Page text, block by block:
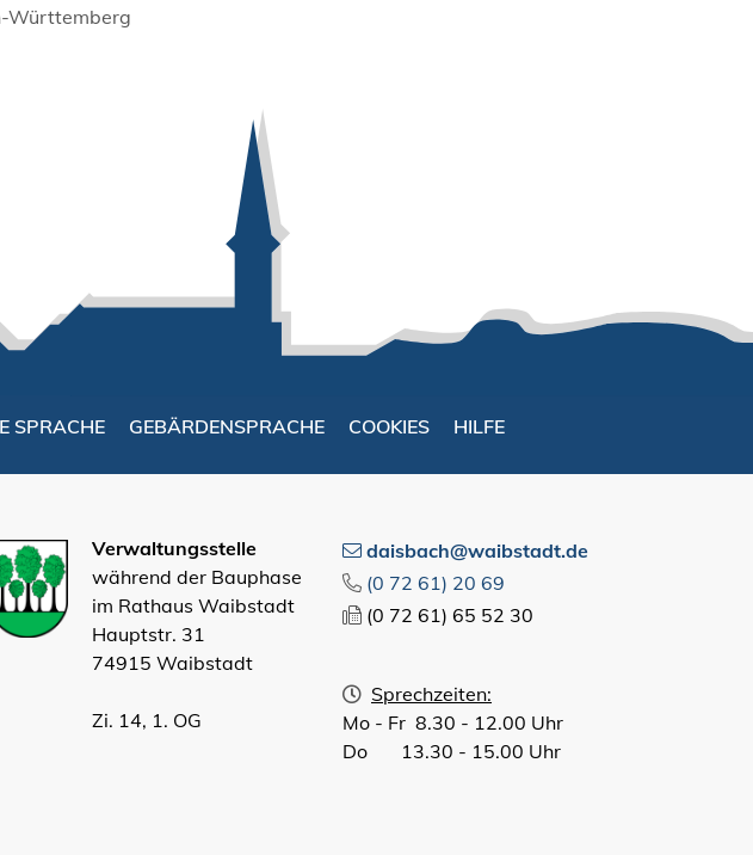
Württemberg
SPRACHE GEBÄRDENSPRACHE COOKIES HILFE
Verwaltungsstelle
während der Bauphase
im Rathaus Waibstadt
Hauptstr. 31
74915 Waibstadt
Zi. 14, 1. OG
daisbach@waibstadt.de
(0 72 61) 20 69
(0 72 61) 65 52 30
Sprechzeiten:
Mo - Fr 8.30 - 12.00 Uhr
Do 13.30 - 15.00 Uhr